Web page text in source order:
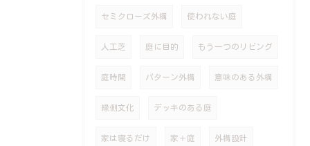
セミクローズ外構 使われない庭
人工芝 庭に目的 もう一つのリビング
庭時間 パターン外構 意味のある外構
縁側文化 デッキのある庭
家は寝るだけ 家＋庭 外構設計